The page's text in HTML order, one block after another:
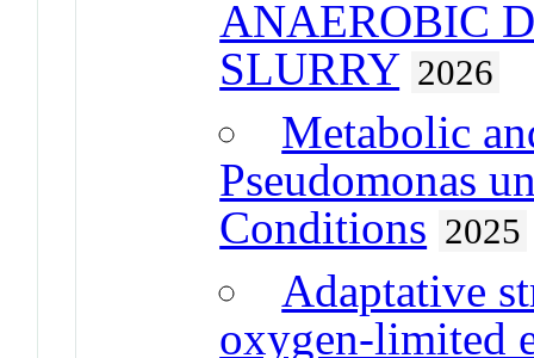
ANAEROBIC
SLURRY 2026
Metabolic
Pseudomonas
Conditions 2025
Adaptative
oxygen-limited